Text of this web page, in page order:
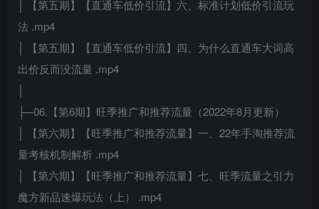
│ 【第五期】【直通车低价引流】六、标准计划低价引流玩
法 .mp4
│ 【第五期】【直通车低价引流】四、为什么直通车大词高
出价反而没流量 .mp4
├─06.【第6期】旺季推广和推荐流量（2022年8月更新）
│ 【第六期】【旺季推广和推荐流量】一、22年手淘推荐流
量考核机制解析 .mp4
│ 【第六期】【旺季推广和推荐流量】七、旺季流量之引力
魔方新品速爆玩法（上） .mp4